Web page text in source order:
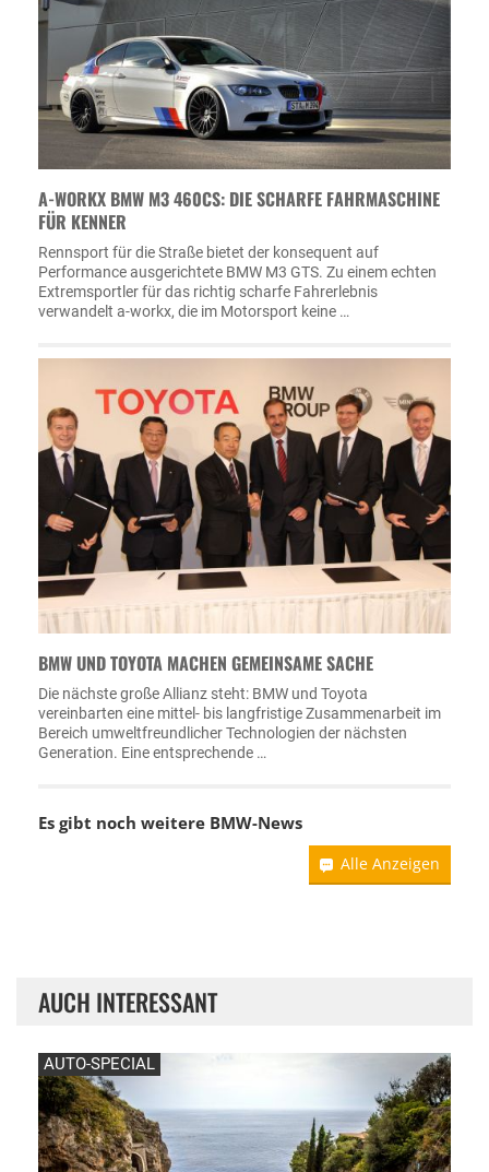
A-WORKX BMW M3 460CS: DIE SCHARFE FAHRMASCHINE
FÜR KENNER
Rennsport für die Straße bietet der konsequent auf
Performance ausgerichtete BMW M3 GTS. Zu einem echten
Extremsportler für das richtig scharfe Fahrerlebnis
verwandelt a-workx, die im Motorsport keine …
BMW UND TOYOTA MACHEN GEMEINSAME SACHE
Die nächste große Allianz steht: BMW und Toyota
vereinbarten eine mittel- bis langfristige Zusammenarbeit im
Bereich umweltfreundlicher Technologien der nächsten
Generation. Eine entsprechende …
Es gibt noch weitere BMW-News
Alle Anzeigen
AUCH INTERESSANT
AUTO-SPECIAL